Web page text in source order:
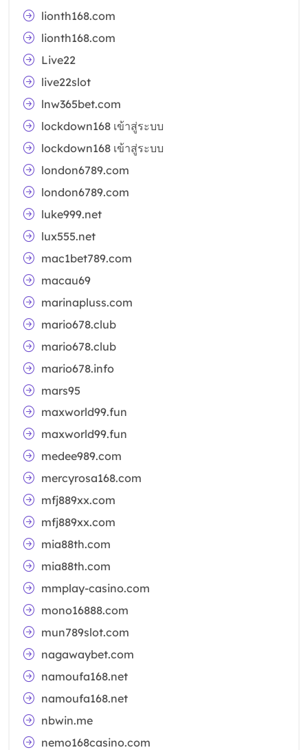
lionth168.com
lionth168.com
Live22
live22slot
lnw365bet.com
lockdown168 เข้าสู่ระบบ
lockdown168 เข้าสู่ระบบ
london6789.com
london6789.com
luke999.net
lux555.net
mac1bet789.com
macau69
marinapluss.com
mario678.club
mario678.club
mario678.info
mars95
maxworld99.fun
maxworld99.fun
medee989.com
mercyrosa168.com
mfj889xx.com
mfj889xx.com
mia88th.com
mia88th.com
mmplay-casino.com
mono16888.com
mun789slot.com
nagawaybet.com
namoufa168.net
namoufa168.net
nbwin.me
nemo168casino.com